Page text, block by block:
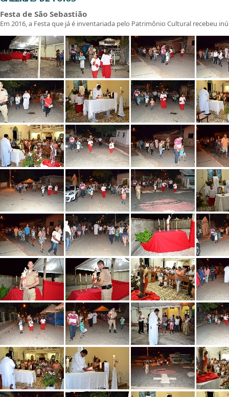
Festa de São Sebastião
Em 2016, a Festa que já é inventariada pelo Patrimônio Cultural recebeu